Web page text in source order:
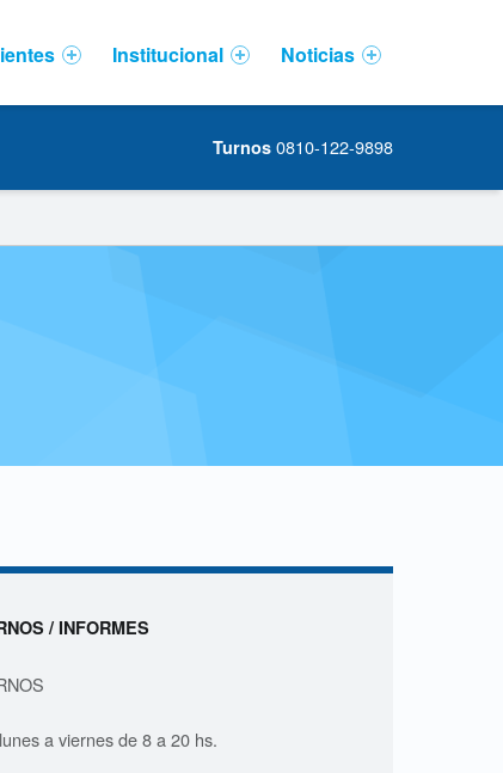
Institucional Noticias
Turnos 0810-122-9898
/ INFORMES
a viernes de 8 a 20 hs.